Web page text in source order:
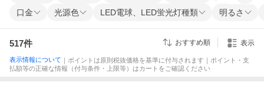
口金 光源色 LED電球、LED蛍光灯種類 明るさ
517件 おすすめ順 表示
表示情報について ｜ポイントは原則税抜価格を基準に付与されます｜ポイント・支
払額等の正確な情報（付与条件・上限等）はカートをご確認ください